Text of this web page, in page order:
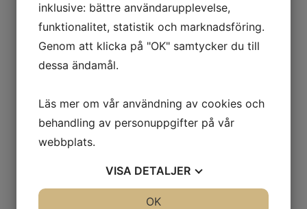
januari 2017
oktober 2016
december 2015
juli 2014
december 2013
inklusive: bättre användarupplevelse,
funktionalitet, statistik och marknadsföring.
Genom att klicka på "OK" samtycker du till
dessa ändamål.
Läs mer om vår användning av cookies och
behandling av personuppgifter på vår
webbplats.
VISA DETALJER
OK